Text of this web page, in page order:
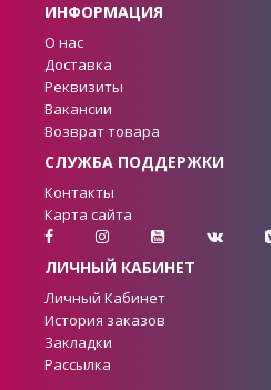
ИНФОРМАЦИЯ
О нас
Доставка
Реквизиты
Вакансии
Возврат товара
СЛУЖБА ПОДДЕРЖКИ
Контакты
Карта сайта
ЛИЧНЫЙ КАБИНЕТ
Личный Кабинет
История заказов
Закладки
Рассылка